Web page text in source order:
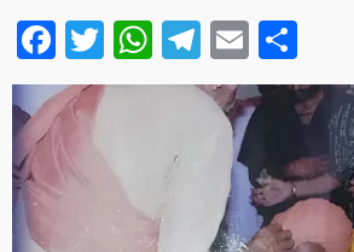
Facebook
Twitter
WhatsApp
Telegram
Email